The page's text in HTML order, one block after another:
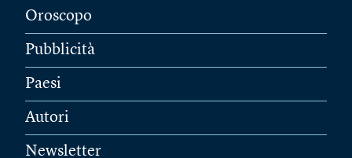
Oroscopo
Pubblicità
Paesi
Autori
Newsletter